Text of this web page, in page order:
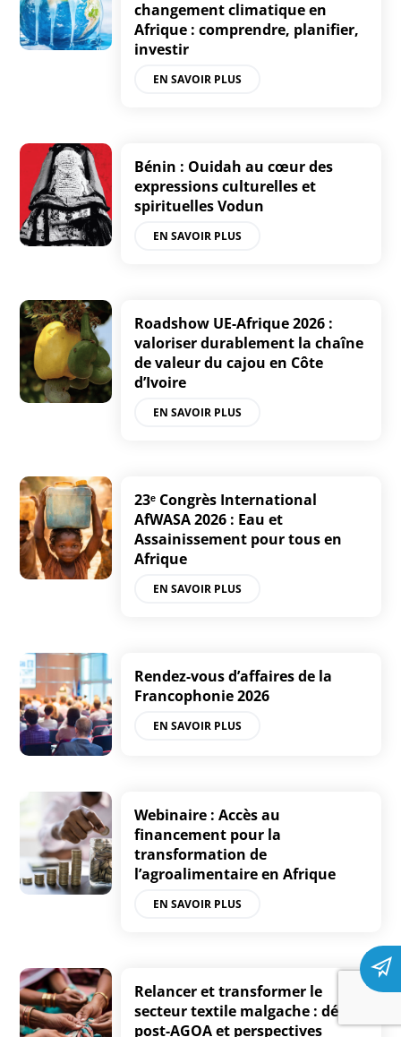
changement climatique en
Afrique : comprendre, planifier,
investir
EN SAVOIR PLUS
Bénin : Ouidah au cœur des
expressions culturelles et
spirituelles Vodun
EN SAVOIR PLUS
Roadshow UE-Afrique 2026 :
valoriser durablement la chaîne
de valeur du cajou en Côte
d’Ivoire
EN SAVOIR PLUS
23ᵉ Congrès International
AfWASA 2026 : Eau et
Assainissement pour tous en
Afrique
EN SAVOIR PLUS
Rendez-vous d’affaires de la
Francophonie 2026
EN SAVOIR PLUS
Webinaire : Accès au
financement pour la
transformation de
l’agroalimentaire en Afrique
EN SAVOIR PLUS
Relancer et transformer le
secteur textile malgache : défis
post-AGOA et perspectives